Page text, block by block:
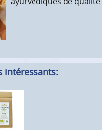
intéressants: